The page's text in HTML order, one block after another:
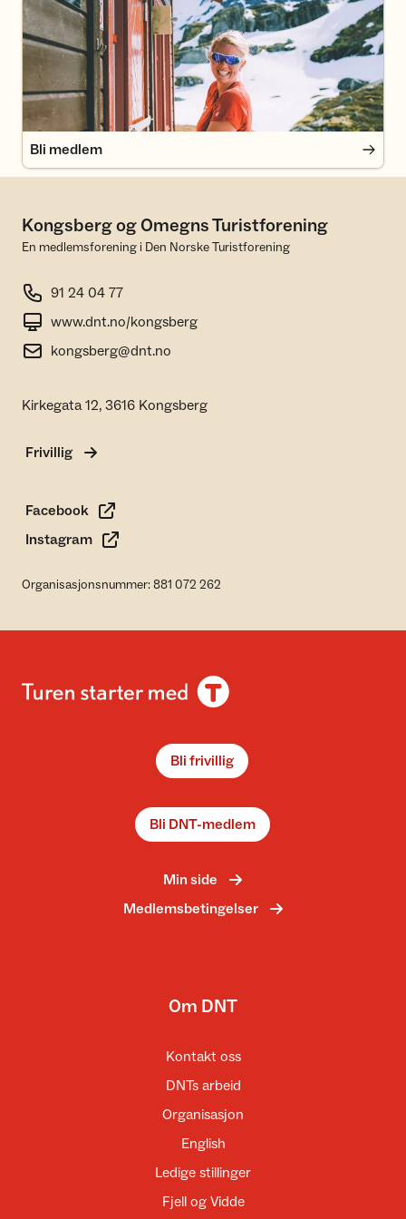
Bli medlem
Bli medlem
Kongsberg og Omegns Turistforening
En medlemsforening i Den Norske Turistforening
91 24 04 77
www.dnt.no/kongsberg
kongsberg@dnt.no
Kirkegata 12, 3616 Kongsberg
Frivillig
Facebook
Instagram
Organisasjonsnummer: 881 072 262
Bli frivillig
Bli DNT-medlem
Min side
Medlemsbetingelser
Om DNT
Kontakt oss
DNTs arbeid
Organisasjon
English
Ledige stillinger
Fjell og Vidde